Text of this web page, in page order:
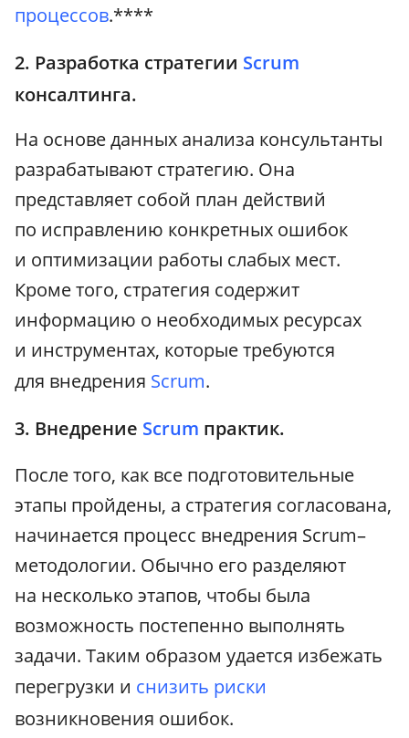
процессов.****
2. Разработка стратегии Scrum
консалтинга.
На основе данных анализа консультанты
разрабатывают стратегию. Она
представляет собой план действий
по исправлению конкретных ошибок
и оптимизации работы слабых мест.
Кроме того, стратегия содержит
информацию о необходимых ресурсах
и инструментах, которые требуются
для внедрения Scrum.
3. Внедрение Scrum практик.
После того, как все подготовительные
этапы пройдены, а стратегия согласована,
начинается процесс внедрения Scrum–
методологии. Обычно его разделяют
на несколько этапов, чтобы была
возможность постепенно выполнять
задачи. Таким образом удается избежать
перегрузки и снизить риски
возникновения ошибок.